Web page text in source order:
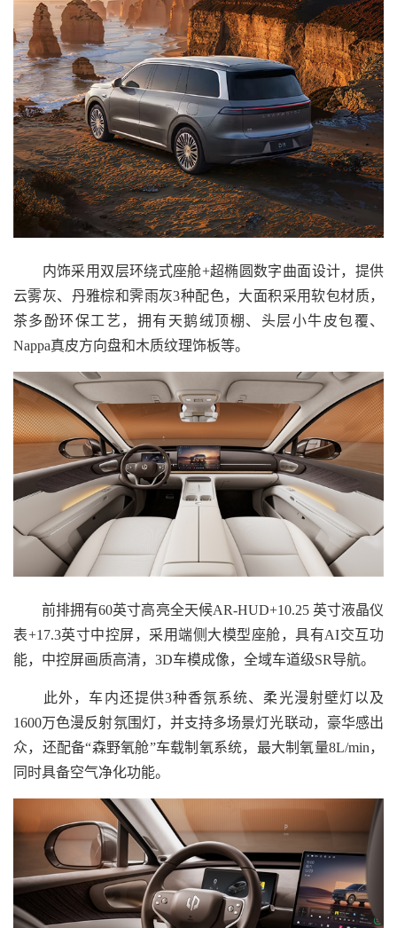
内饰采用双层环绕式座舱+超椭圆数字曲面设计，提供
云雾灰、丹雅棕和霁雨灰3种配色，大面积采用软包材质，
茶多酚环保工艺，拥有天鹅绒顶棚、头层小牛皮包覆、
Nappa真皮方向盘和木质纹理饰板等。
前排拥有60英寸高亮全天候AR-HUD+10.25 英寸液晶仪
表+17.3英寸中控屏，采用端侧大模型座舱，具有AI交互功
能，中控屏画质高清，3D车模成像，全域车道级SR导航。
此外，车内还提供3种香氛系统、柔光漫射壁灯以及
1600万色漫反射氛围灯，并支持多场景灯光联动，豪华感出
众，还配备“森野氧舱”车载制氧系统，最大制氧量8L/min，
同时具备空气净化功能。